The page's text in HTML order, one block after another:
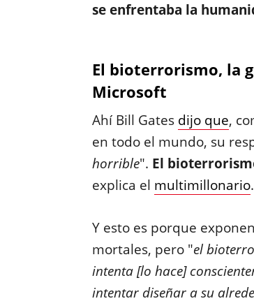
se enfrentaba la
El bioterrorismo, la
Microsoft
Ahí Bill Gates dijo que,
en todo el mundo, su
horrible". El
explica el multimillonario.
Y esto es porque
mortales, pero "el
intenta [lo hace]
intentar diseñar a su